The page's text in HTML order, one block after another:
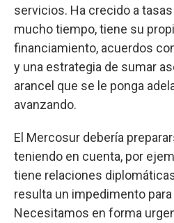
servicios. Ha crecido a
mucho tiempo, tiene su
financiamiento, acuerdos
y una estrategia de sumar
arancel que se le ponga
avanzando.
El Mercosur debería
teniendo en cuenta, por
tiene relaciones
resulta un impedimento
Necesitamos en forma